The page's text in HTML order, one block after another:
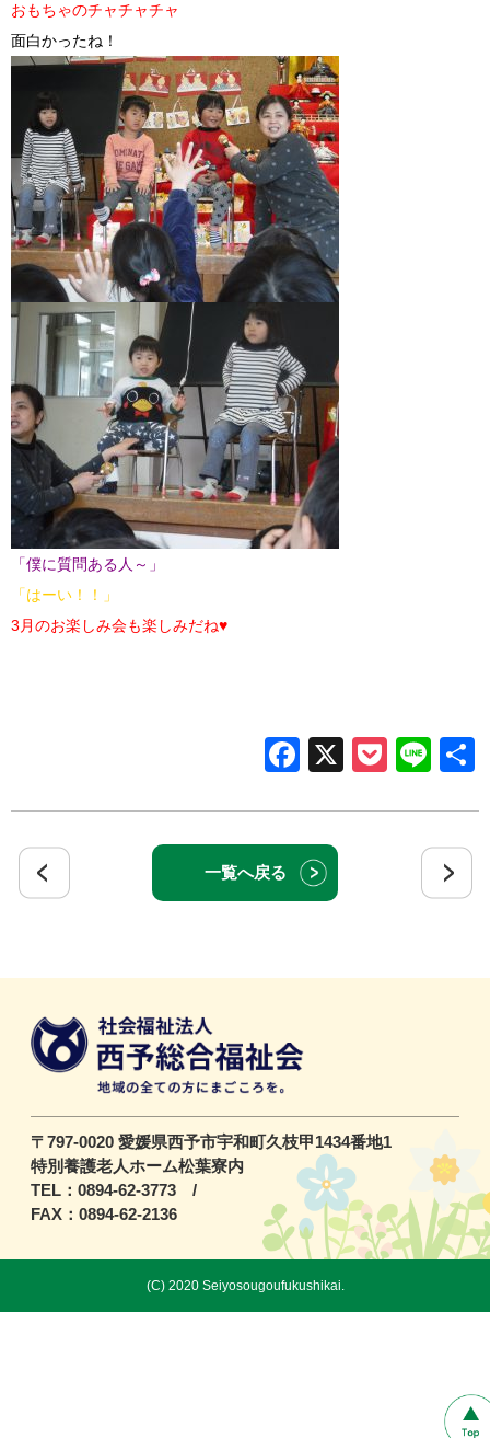
おもちゃのチャチャチャ
面白かったね！
「僕に質問ある人～」
「はーい！！」
3月のお楽しみ会も楽しみだね♥
Facebook
X
一覧へ戻る
〒797-0020 愛媛県西予市宇和町久枝甲1434番地1
特別養護老人ホーム松葉寮内
TEL：0894-62-3773 /
FAX：0894-62-2136
(C) 2020 Seiyosougoufukushikai.